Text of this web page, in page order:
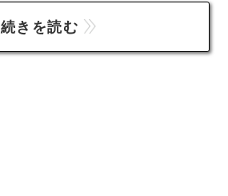
続きを読む